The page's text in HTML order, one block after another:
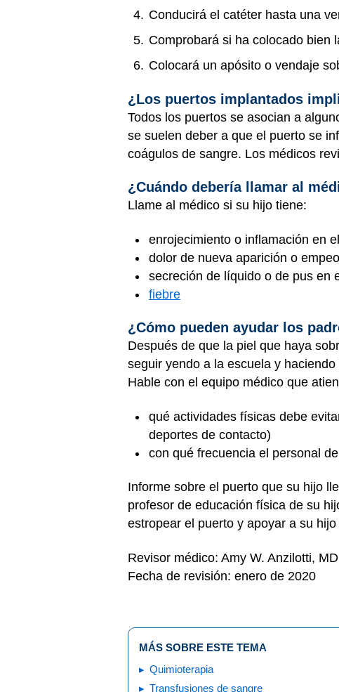
Conducirá el catéter hasta una
Comprobará si ha colocado bien
Colocará un apósito o vendaje
¿Los puertos implantados
Todos los puertos se asocian a
se suelen deber a que el puerto se
coágulos de sangre. Los médicos
¿Cuándo debería llamar al
Llame al médico si su hijo tiene:
enrojecimiento o inflamación en
dolor de nueva aparición o
secreción de líquido o de pus en
fiebre
¿Cómo pueden ayudar los
Después de que la piel que haya
seguir yendo a la escuela y
Hable con el equipo médico que
qué actividades físicas debe
deportes de contacto)
con qué frecuencia el personal
Informe sobre el puerto que su hijo
profesor de educación física de su
estropear el puerto y apoyar a su
Revisor médico: Amy W. Anzilotti, MD
Fecha de revisión: enero de 2020
MÁS SOBRE ESTE TEMA
Quimioterapia
Transfusiones de sangre